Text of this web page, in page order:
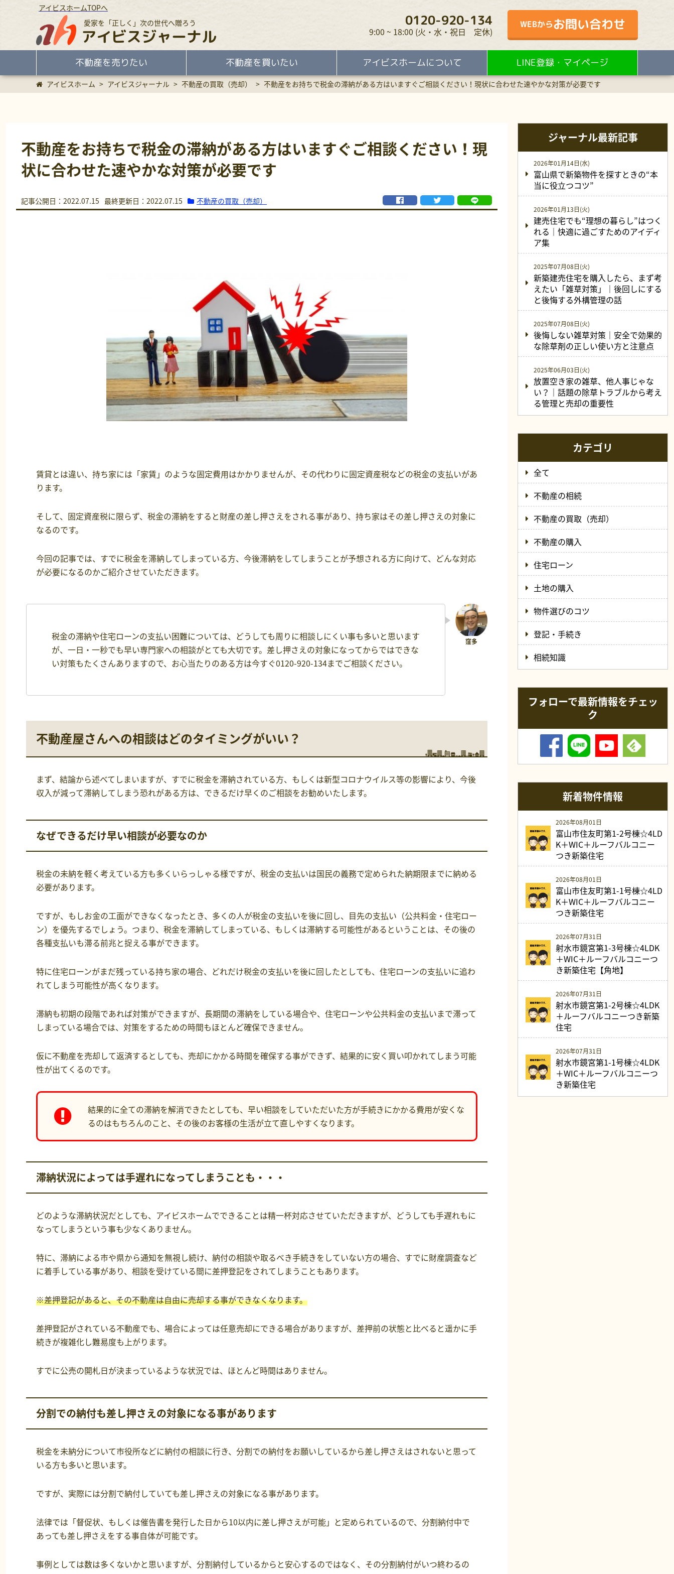
アイビスホームTOPへ
愛家を「正しく」次の世代へ贈ろう
アイビスジャーナル
0120-920-134
9:00 ~ 18:00 (火・水・祝日 定休)
WEBからお問い合わせ
不動産を売りたい 不動産を買いたい アイビスホームについて LINE登録・マイページ
アイビスホーム > アイビスジャーナル > 不動産の買取（売却） > 不動産をお持ちで税金の滞納がある方はいますぐご相談ください！現状に合わせた速やかな対策が必要です
不動産をお持ちで税金の滞納がある方はいますぐご相談ください！現
状に合わせた速やかな対策が必要です
記事公開日：2022.07.15 最終更新日：2022.07.15 不動産の買取（売却）
賃貸とは違い、持ち家には「家賃」のような固定費用はかかりませんが、その代わりに固定資産税などの税金の支払いがあ
ります。
そして、固定資産税に限らず、税金の滞納をすると財産の差し押さえをされる事があり、持ち家はその差し押さえの対象に
なるのです。
今回の記事では、すでに税金を滞納してしまっている方、今後滞納をしてしまうことが予想される方に向けて、どんな対応
が必要になるのかご紹介させていただきます。
税金の滞納や住宅ローンの支払い困難については、どうしても周りに相談しにくい事も多いと思います
が、一日・一秒でも早い専門家への相談がとても大切です。差し押さえの対象になってからではできな
い対策もたくさんありますので、お心当たりのある方は今すぐ0120-920-134までご相談ください。
不動産屋さんへの相談はどのタイミングがいい？
まず、結論から述べてしまいますが、すでに税金を滞納されている方、もしくは新型コロナウイルス等の影響により、今後
収入が減って滞納してしまう恐れがある方は、できるだけ早くのご相談をお勧めいたします。
なぜできるだけ早い相談が必要なのか
税金の未納を軽く考えている方も多くいらっしゃる様ですが、税金の支払いは国民の義務で定められた納期限までに納める
必要があります。
ですが、もしお金の工面ができなくなったとき、多くの人が税金の支払いを後に回し、目先の支払い（公共料金・住宅ロー
ン）を優先するでしょう。つまり、税金を滞納してしまっている、もしくは滞納する可能性があるということは、その後の
各種支払いも滞る前兆と捉える事ができます。
特に住宅ローンがまだ残っている持ち家の場合、どれだけ税金の支払いを後に回したとしても、住宅ローンの支払いに追わ
れてしまう可能性が高くなります。
滞納も初期の段階であれば対策ができますが、長期間の滞納をしている場合や、住宅ローンや公共料金の支払いまで滞って
しまっている場合では、対策をするための時間もほとんど確保できません。
仮に不動産を売却して返済するとしても、売却にかかる時間を確保する事ができず、結果的に安く買い叩かれてしまう可能
性が出てくるのです。
結果的に全ての滞納を解消できたとしても、早い相談をしていただいた方が手続きにかかる費用が安くな
るのはもちろんのこと、その後のお客様の生活が立て直しやすくなります。
滞納状況によっては手遅れになってしまうことも・・・
どのような滞納状況だとしても、アイビスホームでできることは精一杯対応させていただきますが、どうしても手遅れもに
なってしまうという事も少なくありません。
特に、滞納による市や県から通知を無視し続け、納付の相談や取るべき手続きをしていない方の場合、すでに財産調査など
に着手している事があり、相談を受けている間に差押登記をされてしまうこともあります。
※差押登記があると、その不動産は自由に売却する事ができなくなります。
差押登記がされている不動産でも、場合によっては任意売却にできる場合がありますが、差押前の状態と比べると遥かに手
続きが複雑化し難易度も上がります。
すでに公売の開札日が決まっているような状況では、ほとんど時間はありません。
分割での納付も差し押さえの対象になる事があります
税金を未納分について市役所などに納付の相談に行き、分割での納付をお願いしているから差し押さえはされないと思って
いる方も多いと思います。
ですが、実際には分割で納付していても差し押さえの対象になる事があります。
法律では「督促状、もしくは催告書を発行した日から10以内に差し押さえが可能」と定められているので、分割納付中で
あっても差し押さえをする事自体が可能です。
事例としては数は多くないかと思いますが、分割納付しているからと安心するのではなく、その分割納付がいつ終わるの
ジャーナル最新記事
2026年01月14日(水)
富山県で新築物件を探すときの“本
当に役立つコツ”
2026年01月13日(火)
建売住宅でも“理想の暮らし”はつく
れる｜快適に過ごすためのアイディ
ア集
2025年07月08日(火)
新築建売住宅を購入したら、まず考
えたい「雑草対策」｜後回しにする
と後悔する外構管理の話
2025年07月08日(火)
後悔しない雑草対策｜安全で効果的
な除草剤の正しい使い方と注意点
2025年06月03日(火)
放置空き家の雑草、他人事じゃな
い？｜話題の除草トラブルから考え
る管理と売却の重要性
カテゴリ
全て
不動産の相続
不動産の買取（売却）
不動産の購入
住宅ローン
土地の購入
物件選びのコツ
登記・手続き
相続知識
フォローで最新情報をチェッ
ク
新着物件情報
2026年08月01日
富山市住友町第1-2号棟☆4LD
K＋WIC＋ルーフバルコニー
つき新築住宅
2026年08月01日
富山市住友町第1-1号棟☆4LD
K＋WIC＋ルーフバルコニー
つき新築住宅
2026年07月31日
射水市鏡宮第1-3号棟☆4LDK
＋WIC＋ルーフバルコニーつ
き新築住宅【角地】
2026年07月31日
射水市鏡宮第1-2号棟☆4LDK
＋ルーフバルコニーつき新築
住宅
2026年07月31日
射水市鏡宮第1-1号棟☆4LDK
＋WIC＋ルーフバルコニーつ
き新築住宅